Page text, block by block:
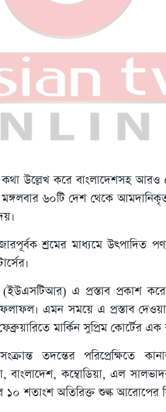
কথা উল্লেখ করে বাংলাদেশসহ
জুন মঙ্গলবার ৬০টি দেশ থেকে
শ্রমের মাধ্যমে উৎপাদিত পণ্য
(ইউএসটিআর) এ প্রস্তাব প্রকাশ
ফলাফল। এমন সময়ে এ প্রস্তাব
মার্কিন সুপ্রিম কোর্টের এক
তদন্তের পরিপ্রেক্ষিতে
বাংলাদেশ, কম্বোডিয়া, এল
শতাংশ অতিরিক্ত শুল্ক আরোপের